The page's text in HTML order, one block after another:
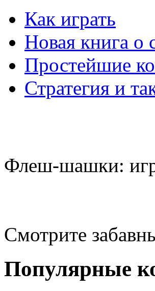
Как играть
Новая книга о
Простейшие
Стратегия и
Флеш-шашки:
Смотрите
Популярные